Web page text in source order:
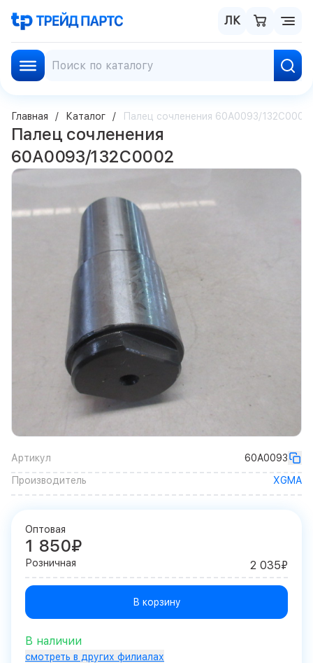
ЛК
Главная Каталог Палец сочленения 60A0093/132С0002
Палец сочленения
60A0093/132С0002
Артикул
60A0093
Производитель
XGMA
Оптовая
1 850₽
Розничная 2 035₽
В корзину
В наличии
смотреть в других филиалах